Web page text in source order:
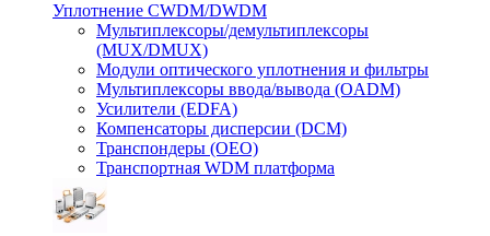
Уплотнение CWDM/DWDM
Мультиплексоры/демультиплексоры
(MUX/DMUX)
Модули оптического уплотнения и фильтры
Мультиплексоры ввода/вывода (OADM)
Усилители (EDFA)
Компенсаторы дисперсии (DCM)
Транспондеры (OEO)
Транспортная WDM платформа